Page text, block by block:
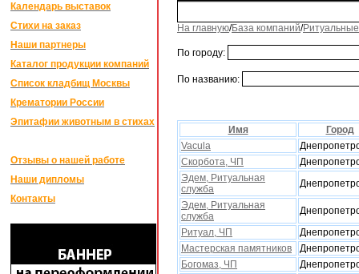
Календарь выставок
Стихи на заказ
Наши партнеры
Каталог продукции компаний
Список кладбищ Москвы
Крематории России
Эпитафии животным в стихах
Отзывы о нашей работе
Наши дипломы
Контакты
На главную/База компаний/
По городу:
По названию:
Имя
Город
Vacula
Скорбота, ЧП
Эдем, Ритуальная
служба
Эдем, Ритуальная
служба
Ритуал, ЧП
Мастерская памятников
Богомаз, ЧП